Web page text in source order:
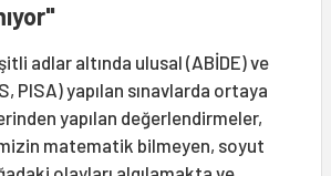
adlar altında ulusal (ABİDE) ve
PISA) yapılan sınavlarda ortaya
yapılan değerlendirmeler,
matematik bilmeyen, soyut